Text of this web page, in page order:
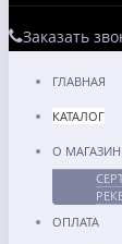
Заказать
ГЛАВНАЯ
КАТАЛОГ
О
ОПЛАТА